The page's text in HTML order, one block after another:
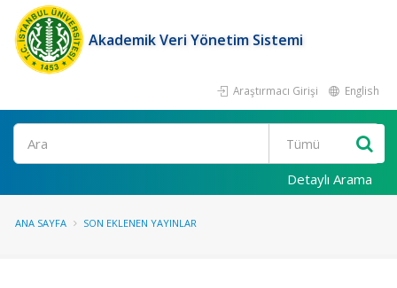
Akademik Veri Yönetim Sistemi
Araştırmacı Girişi English
Ara
Detaylı Arama
ANA SAYFA SON EKLENEN YAYINLAR